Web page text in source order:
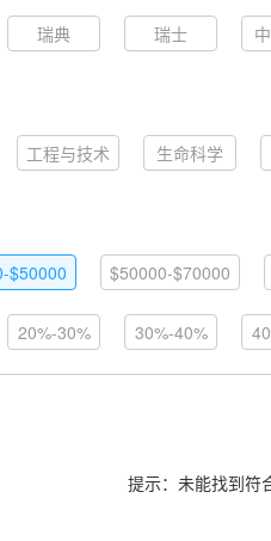
瑞典 瑞士
工程与技术 生命科学
$50000 $50000-$70000
20%-30% 30%-40%
提示：未能找到符